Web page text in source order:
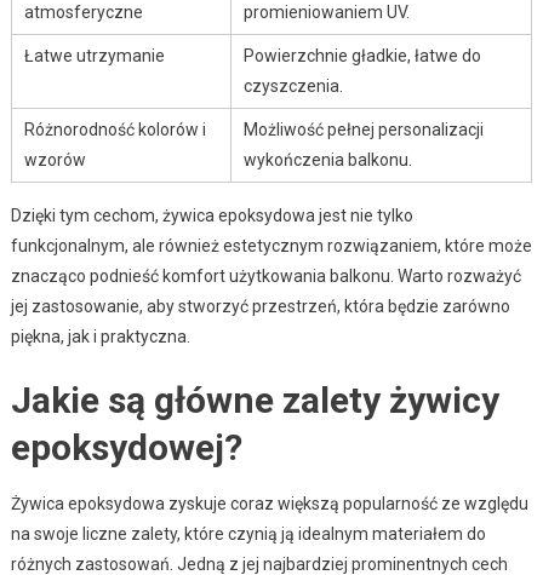
atmosferyczne
promieniowaniem UV.
Łatwe utrzymanie
Powierzchnie gładkie, łatwe do
czyszczenia.
Różnorodność kolorów i
wzorów
Możliwość pełnej personalizacji
wykończenia balkonu.
Dzięki tym cechom, żywica epoksydowa jest nie tylko
funkcjonalnym, ale również estetycznym rozwiązaniem, które może
znacząco podnieść komfort użytkowania balkonu. Warto rozważyć
jej zastosowanie, aby stworzyć przestrzeń, która będzie zarówno
piękna, jak i praktyczna.
Jakie są główne zalety żywicy
epoksydowej?
Żywica epoksydowa zyskuje coraz większą popularność ze względu
na swoje liczne zalety, które czynią ją idealnym materiałem do
różnych zastosowań. Jedną z jej najbardziej prominentnych cech